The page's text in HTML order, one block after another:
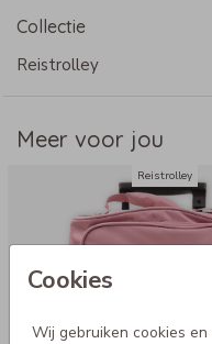
Cookies
Wij gebruiken cookies
x 17 cm (binnen)
- Gewicht klein: ca. 1,58 kg
rits
- Binnenvak met rits,
- Extra bescherming
- Handzaam door de
- Geschikt als
- Waterafstotend 600 D
Collectie
Reistrolley
Meer voor jou
Reistrolley